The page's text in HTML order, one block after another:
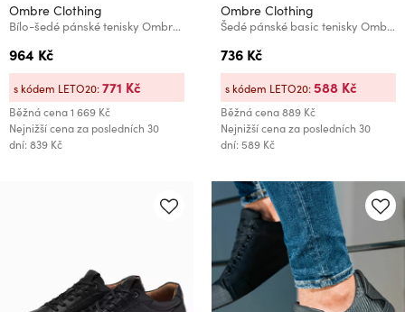
Ombre Clothing
Bílo-šedé pánské tenisky Ombre Clothing
964 Kč
Běžná cena1 669 Kč
Nejnižší cena za posledních 30
dní: 839 Kč
s kódem LETO20:771 Kč
Ombre Clothing
Šedé pánské basic tenisky Ombre Clothing Classic
736 Kč
Běžná cena889 Kč
Nejnižší cena za posledních 30
dní: 589 Kč
s kódem LETO20:588 Kč